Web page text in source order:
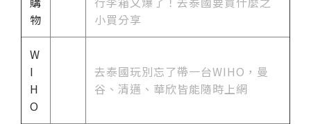
物
小買分享
W
I
H
O
去泰國玩別忘了帶一台WIHO，曼
谷、清邁、華欣皆能隨時上網